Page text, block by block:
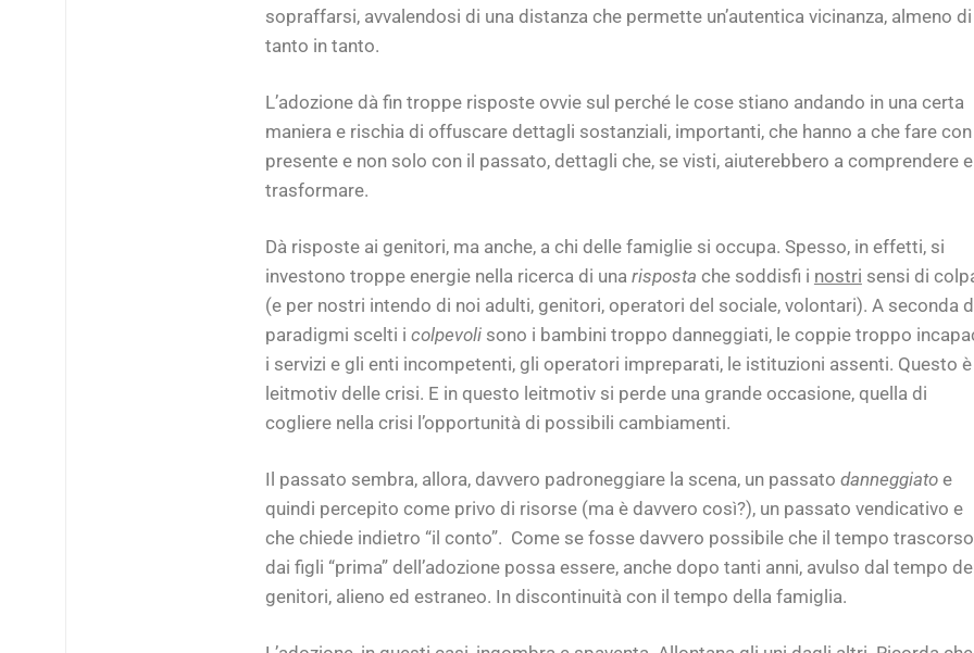
sopraffarsi, avvalendosi di una distanza che permette un’autentica vicinanza, almeno di
tanto in tanto.
L’adozione dà fin troppe risposte ovvie sul perché le cose stiano andando in una certa
maniera e rischia di offuscare dettagli sostanziali, importanti, che hanno a che fare con
presente e non solo con il passato, dettagli che, se visti, aiuterebbero a comprendere e
trasformare.
Dà risposte ai genitori, ma anche, a chi delle famiglie si occupa. Spesso, in effetti, si
investono troppe energie nella ricerca di una risposta che soddisfi i nostri sensi di
(e per nostri intendo di noi adulti, genitori, operatori del sociale, volontari). A seconda
paradigmi scelti i colpevolisono i bambini troppo danneggiati, le coppie troppo
i servizi e gli enti incompetenti, gli operatori impreparati, le istituzioni assenti. Questo è
leitmotiv delle crisi. E in questo leitmotiv si perde una grande occasione, quella di
cogliere nella crisi l’opportunità di possibili cambiamenti.
Il passato sembra, allora, davvero padroneggiare la scena, un passato danneggiatoe
quindi percepito come privo di risorse (ma è davvero così?), un passato vendicativo e
che chiede indietro “il conto”. Come se fosse davvero possibile che il tempo trascorso
dai figli “prima” dell’adozione possa essere, anche dopo tanti anni, avulso dal tempo
genitori, alieno ed estraneo. In discontinuità con il tempo della famiglia.